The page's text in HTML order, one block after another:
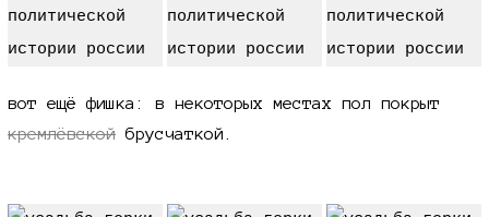
вот ещё фишка: в некоторых местах пол покрыт
кремлёвской брусчаткой.